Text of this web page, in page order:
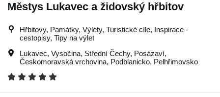
Městys Lukavec a židovský hřbitov
Hřbitovy, Památky, Výlety, Turistické cíle, Inspirace -
cestopisy, Tipy na výlet
Lukavec, Vysočina, Střední Čechy, Posázaví,
Českomoravská vrchovina, Podblanicko, Pelhřimovsko